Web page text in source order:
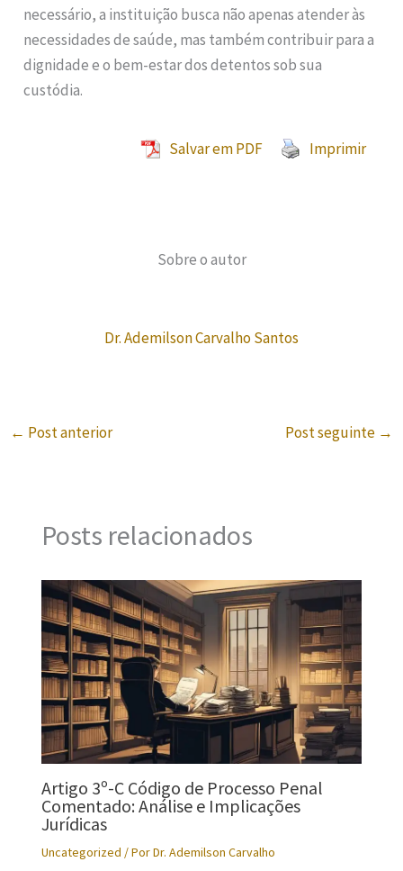
necessário, a instituição busca não apenas atender às
necessidades de saúde, mas também contribuir para a
dignidade e o bem-estar dos detentos sob sua
custódia.
Salvar em PDF Imprimir
Sobre o autor
Dr. Ademilson Carvalho Santos
← Post anterior Post seguinte →
Posts relacionados
Artigo 3º-C Código de Processo Penal
Comentado: Análise e Implicações
Jurídicas
Uncategorized / PorDr. Ademilson Carvalho